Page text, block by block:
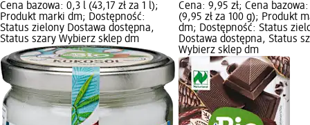
Cena bazowa: 0,3 l (43,17 zł za 1 l);
Produkt marki dm; Dostępność:
Status zielony Dostawa dostępna,
Status szary Wybierz sklep dm
Cena: 9,95 zł; Cena bazowa:
(9,95 zł za 100 g); Produkt
dm; Dostępność: Status
Dostawa dostępna, Status
Wybierz sklep dm